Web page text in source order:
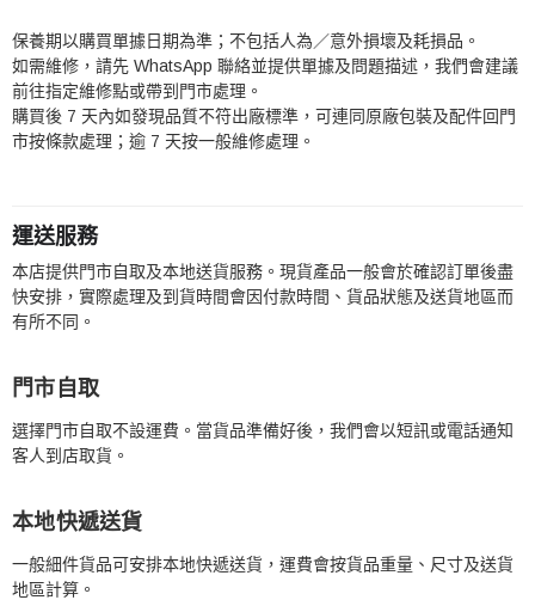
保養期以購買單據日期為準；不包括人為／意外損壞及耗損品。
如需維修，請先 WhatsApp 聯絡並提供單據及問題描述，我們會建議
前往指定維修點或帶到門市處理。
購買後 7 天內如發現品質不符出廠標準，可連同原廠包裝及配件回門
市按條款處理；逾 7 天按一般維修處理。
運送服務
本店提供門市自取及本地送貨服務。現貨產品一般會於確認訂單後盡
快安排，實際處理及到貨時間會因付款時間、貨品狀態及送貨地區而
有所不同。
門市自取
選擇門市自取不設運費。當貨品準備好後，我們會以短訊或電話通知
客人到店取貨。
本地快遞送貨
一般細件貨品可安排本地快遞送貨，運費會按貨品重量、尺寸及送貨
地區計算。